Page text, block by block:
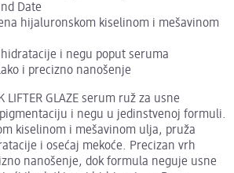
Date
hijaluronskom kiselinom i mešavinom
i negu poput seruma
i precizno nanošenje
LIFTER GLAZE serum ruž za usne
i negu u jedinstvenoj formuli.
kiselinom i mešavinom ulja, pruža
i osećaj mekoće. Precizan vrh
nanošenje, dok formula neguje usne